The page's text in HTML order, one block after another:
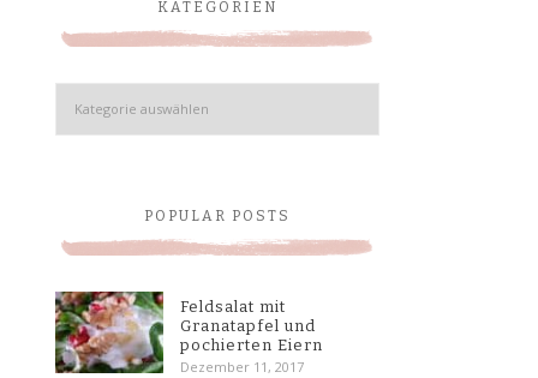
KATEGORIEN
Kategorien
POPULAR POSTS
Feldsalat mit
Granatapfel und
pochierten Eiern
Dezember 11, 2017